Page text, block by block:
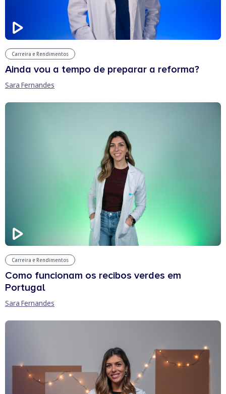
Carreira e Rendimentos
Ainda vou a tempo de preparar a reforma?
Sara Fernandes
Carreira e Rendimentos
Como funcionam os recibos verdes em
Portugal
Sara Fernandes